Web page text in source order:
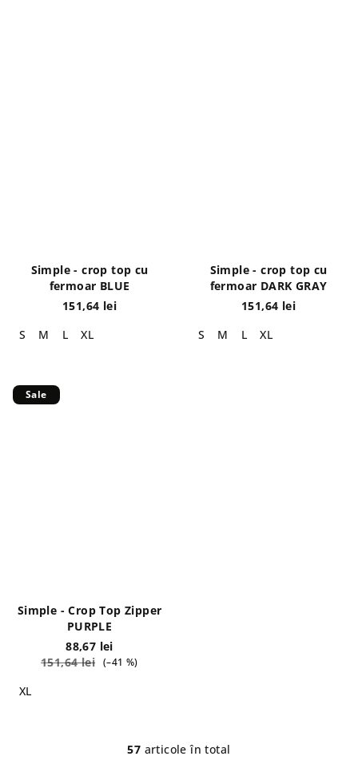
Simple - crop top cu
fermoar BLUE
151,64 lei
S
M L XL
Simple - crop top cu
fermoar DARK GRAY
151,64 lei
S
M L XL
Sale
Simple - Crop Top Zipper
PURPLE
88,67 lei
151,64 lei (–41 %)
XL
C
57 articole în total